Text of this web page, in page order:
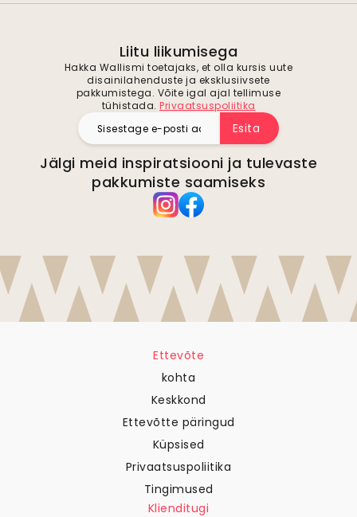
Liitu liikumisega
Hakka Wallismi toetajaks, et olla kursis uute
disainilahenduste ja eksklusiivsete
pakkumistega. Võite igal ajal tellimuse
tühistada. Privaatsuspoliitika
Esita
Jälgi meid inspiratsiooni ja tulevaste
pakkumiste saamiseks
Ettevõte
kohta
Keskkond
Ettevõtte päringud
Küpsised
Privaatsuspoliitika
Tingimused
Klienditugi